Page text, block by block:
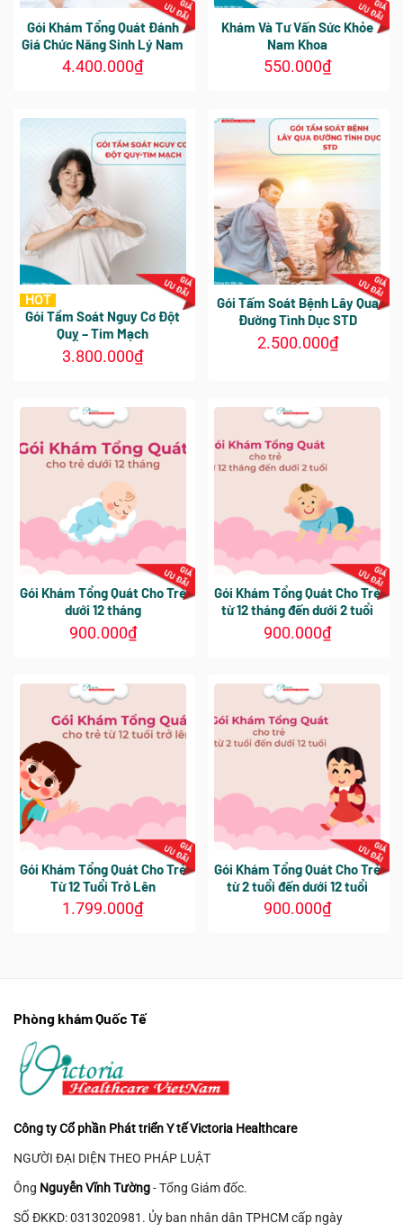
được
chọn
trên
phẩm
được
chọn
trên
phẩm
Gói Khám Tổng Quát Đánh
Giá Chức Năng Sinh Lý Nam
4.400.000₫
này
có
nhiều
Các
tùy
chọn
có
được
chọn
trên
trang
phẩm
Khám Và Tư Vấn Sức Khỏe
Nam Khoa
550.000₫
HOT
Gói Tầm Soát Nguy Cơ Đột
Quỵ – Tim Mạch
3.800.000₫
này
có
nhiều
biến
thể.
Các
tùy
chọn
có
được
chọn
trên
phẩm
Gói Tấm Soát Bệnh Lây Qua
Đường Tình Dục STD
2.500.000₫
có
biến
thể.
Các
tùy
chọn
thể
được
chọn
trên
trang
phẩm
Gói Khám Tổng Quát Cho Trẻ
dưới 12 tháng
900.000₫
Gói Khám Tổng Quát Cho Trẻ
từ 12 tháng đến dưới 2 tuổi
900.000₫
Gói Khám Tổng Quát Cho Trẻ
Từ 12 Tuổi Trở Lên
1.799.000₫
biến
tùy
chọn
thể
được
trên
Gói Khám Tổng Quát Cho Trẻ
từ 2 tuổi đến dưới 12 tuổi
900.000₫
Phòng khám Quốc Tế
Công ty Cổ phần Phát triển Y tế Victoria Healthcare
NGƯỜI ĐẠI DIỆN THEO PHÁP LUẬT
Ông Nguyễn Vĩnh Tường- Tổng Giám đốc.
SỐ ĐKKD: 0313020981. Ủy ban nhân dân TPHCM cấp ngày